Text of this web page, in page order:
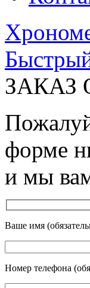
ЗАКАЗ
форме
и мы
Ваше имя
Номер телефона